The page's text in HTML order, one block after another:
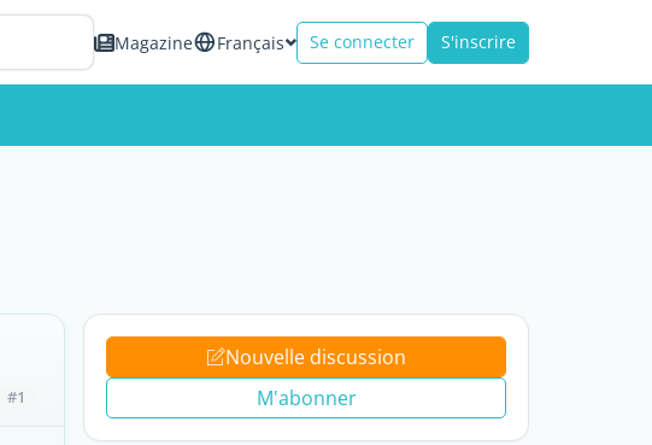
Magazine Français Se connecter S'inscrire
#1
Nouvelle discussion
M'abonner